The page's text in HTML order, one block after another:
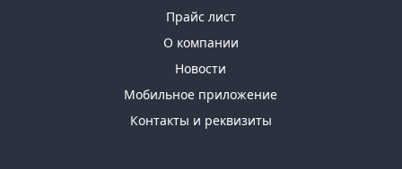
Прайс лист
О компании
Новости
Мобильное приложение
Контакты и реквизиты